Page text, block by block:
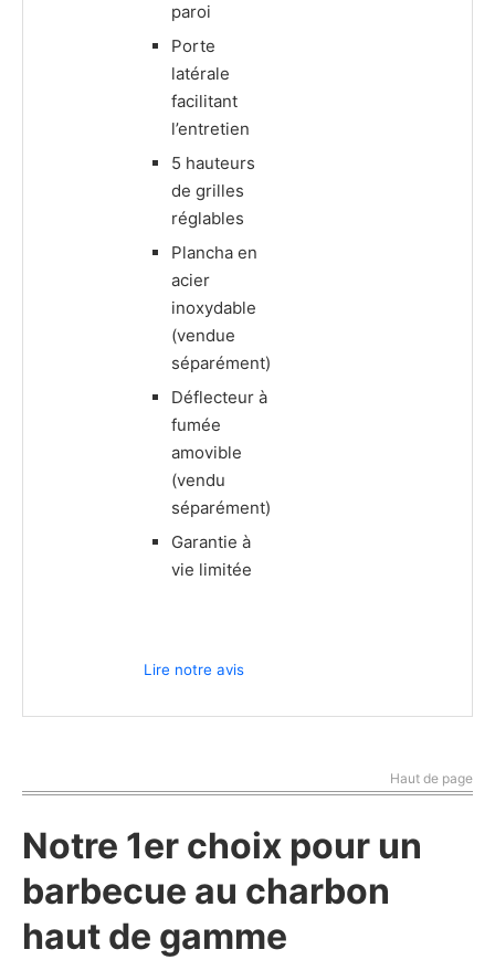
paroi
Porte
latérale
facilitant
l’entretien
5 hauteurs
de grilles
réglables
Plancha en
acier
inoxydable
(vendue
séparément)
Déflecteur à
fumée
amovible
(vendu
séparément)
Garantie à
vie limitée
Lire notre avis
Haut de page
Notre 1er choix pour un
barbecue au charbon
haut de gamme